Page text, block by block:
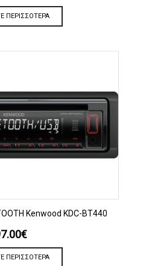
ΠΕΡΙΣΣΌΤΕΡΑ
Kenwood KDC-BT440
€
ΠΕΡΙΣΣΌΤΕΡΑ